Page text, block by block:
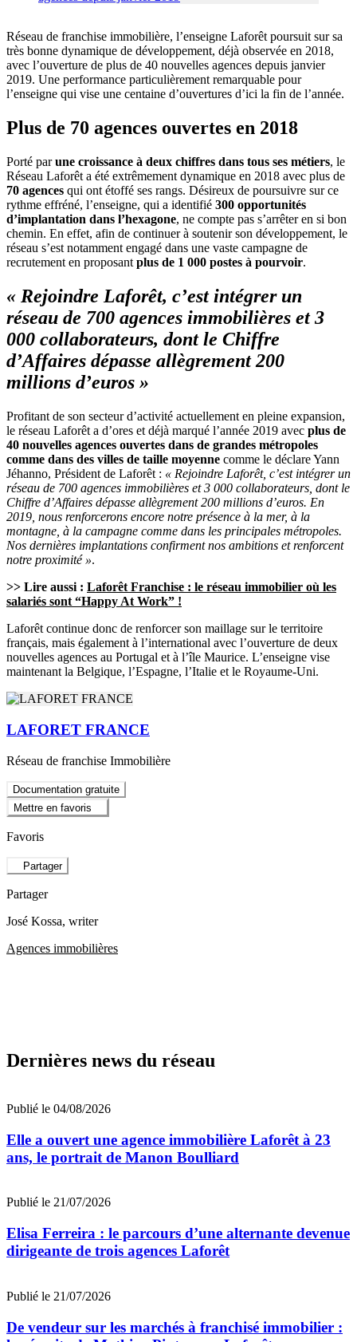
Réseau de franchise immobilière, l’enseigne Laforêt poursuit sur sa
très bonne dynamique de développement, déjà observée en 2018,
avec l’ouverture de plus de 40 nouvelles agences depuis janvier
2019. Une performance particulièrement remarquable pour
l’enseigne qui vise une centaine d’ouvertures d’ici la fin de l’année.
Plus de 70 agences ouvertes en 2018
Porté parune croissance à deux chiffres dans tous ses métiers, le
Réseau Laforêt a été extrêmement dynamique en 2018 avec plus de
70 agences qui ont étoffé ses rangs. Désireux de poursuivre sur ce
rythme effréné, l’enseigne, qui a identifié 300 opportunités
d’implantation dans l’hexagone, ne compte pas s’arrêter en si bon
chemin. En effet, afin de continuer à soutenir son développement, le
réseau s’est notamment engagé dans une vaste campagne de
recrutement en proposant plus de 1 000 postes à pourvoir.
« Rejoindre Laforêt, c’est intégrer un
réseau de 700 agences immobilières et 3
000 collaborateurs, dont le Chiffre
d’Affaires dépasse allègrement 200
millions d’euros »
Profitant de son secteur d’activité actuellement en pleine expansion,
le réseau Laforêt a d’ores et déjà marqué l’année 2019 avec plus de
40 nouvelles agences ouvertes dans de grandes métropoles
comme dans des villes de taille moyenne comme le déclare Yann
Jéhanno, Président de Laforêt : « Rejoindre Laforêt, c’est intégrer un
réseau de 700 agences immobilières et 3 000 collaborateurs, dont le
Chiffre d’Affaires dépasse allègrement 200 millions d’euros. En
2019, nous renforcerons encore notre présence à la mer, à la
montagne, à la campagne comme dans les principales métropoles.
Nos dernières implantations confirment nos ambitions et renforcent
notre proximité ».
>> Lire aussi : Laforêt Franchise : le réseau immobilier où les
salariés sont “Happy At Work” !
Laforêt continue donc de renforcer son maillage sur le territoire
français, mais également à l’international avec l’ouverture de deux
nouvelles agences au Portugal et à l’île Maurice. L’enseigne vise
maintenant la Belgique, l’Espagne, l’Italie et le Royaume-Uni.
LAFORET FRANCE
Réseau de franchise Immobilière
Documentation gratuite
Mettre en favoris
Favoris
Partager
Partager
José Kossa, writer
Agences immobilières
Dernières news du réseau
Publié le 04/08/2026
Elle a ouvert une agence immobilière Laforêt à 23
ans, le portrait de Manon Boulliard
Publié le 21/07/2026
Elisa Ferreira : le parcours d’une alternante devenue
dirigeante de trois agences Laforêt
Publié le 21/07/2026
De vendeur sur les marchés à franchisé immobilier :